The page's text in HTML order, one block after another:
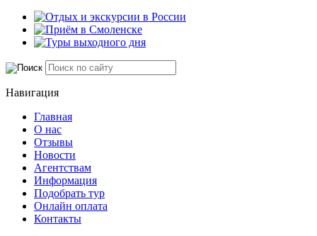
Навигация
Главная
О нас
Отзывы
Новости
Агентствам
Информация
Подобрать тур
Онлайн оплата
Контакты